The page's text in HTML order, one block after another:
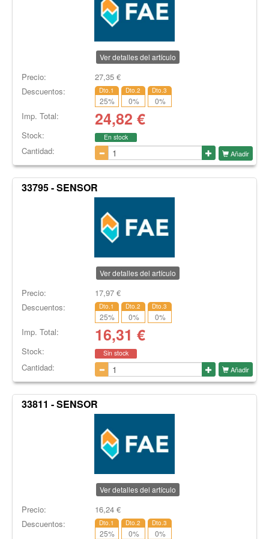
Ver detalles del artículo
Precio: 27,35€
Descuentos:
Dto.1
25%
Dto.2
0%
Dto.3
0%
Imp. Total: 24,82 €
Stock: En stock
Cantidad: Añadir
33795 - SENSOR
Ver detalles del artículo
Precio: 17,97€
Descuentos:
Dto.1
25%
Dto.2
0%
Dto.3
0%
Imp. Total: 16,31 €
Stock: Sin stock
Cantidad: Añadir
33811 - SENSOR
Ver detalles del artículo
Precio: 16,24€
Descuentos:
Dto.1
25%
Dto.2
0%
Dto.3
0%